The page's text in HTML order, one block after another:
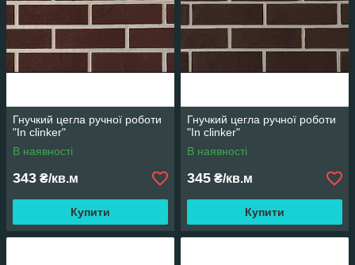
Гнучкий цегла ручної роботи
"In clinker"
В наявності
343 ₴/кв.м
Купити
Гнучкий цегла ручної роботи
"In clinker"
В наявності
345 ₴/кв.м
Купити